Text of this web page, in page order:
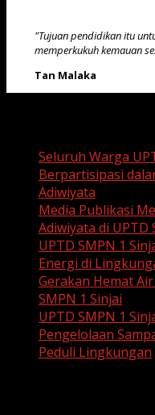
"Tujuan pendidikan itu
memperkukuh kemauan
Tan Malaka
Seluruh Warga
Berpartisipasi
Adiwiyata
Media Publikasi
Adiwiyata di UPTD
UPTD SMPN 1
Energi di
Gerakan Hemat
SMPN 1 Sinjai
UPTD SMPN 1
Pengelolaan
Peduli Lingkungan